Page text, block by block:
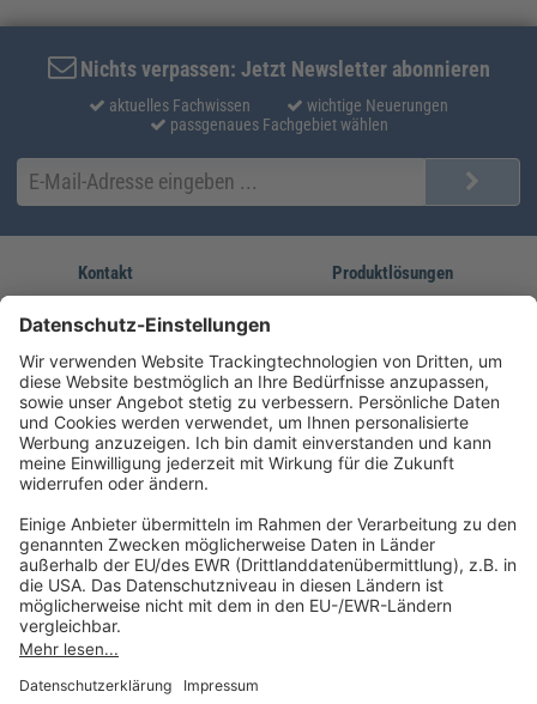
Nichts verpassen: Jetzt Newsletter abonnieren
aktuelles Fachwissen
wichtige Neuerungen
passgenaues Fachgebiet wählen
Kontakt
service@forum-verlag.com
Mo-Do 07:30 - 17:00 Uhr
Fr 07:30 - 15:00 Uhr
Produktlösungen
Unsere Marken
Folgen Sie uns
Impressum
Datenschutz